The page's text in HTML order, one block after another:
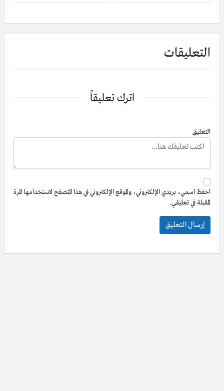
التعليقات
اترك تعليقاً
التعليق
احفظ اسمي، بريدي الإلكتروني، والموقع الإلكتروني في هذا المتصفح لاستخدامها المرة
المقبلة في تعليقي.